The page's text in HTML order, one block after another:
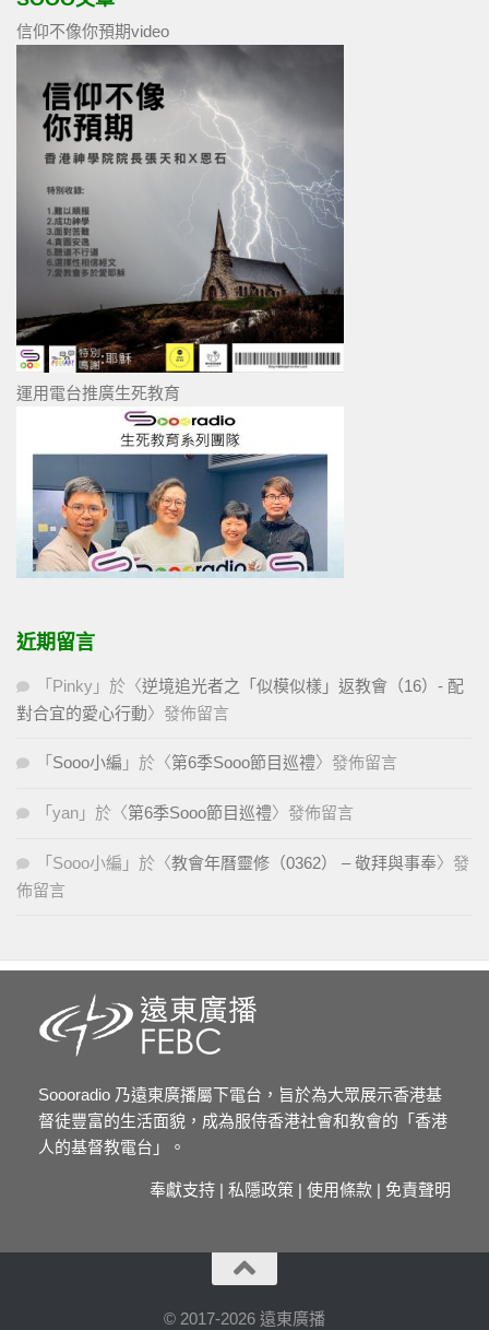
信仰不像你預期video
運用電台推廣生死教育
近期留言
「 Pinky 」於〈逆境追光者之「似模似樣」返教會（16）- 配
對合宜的愛心行動〉發佈留言
「 Sooo小編 」於〈第6季Sooo節目巡禮〉發佈留言
「 yan 」於〈第6季Sooo節目巡禮〉發佈留言
「 Sooo小編 」於〈教會年曆靈修（0362） – 敬拜與事奉〉發
佈留言
Soooradio 乃遠東廣播屬下電台，旨於為大眾展示香港基
督徒豐富的生活面貌，成為服侍香港社會和教會的「香港
人的基督教電台」。
奉獻支持 | 私隱政策 | 使用條款 | 免責聲明
© 2017-2026 遠東廣播